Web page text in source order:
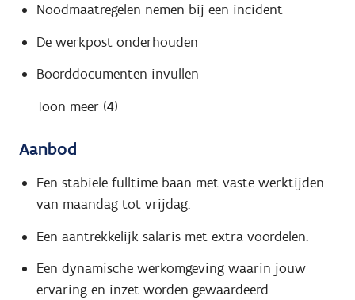
Noodmaatregelen nemen bij een incident
De werkpost onderhouden
Boorddocumenten invullen
Toon meer (4)
Aanbod
Een stabiele fulltime baan met vaste werktijden
van maandag tot vrijdag.
Een aantrekkelijk salaris met extra voordelen.
Een dynamische werkomgeving waarin jouw
ervaring en inzet worden gewaardeerd.